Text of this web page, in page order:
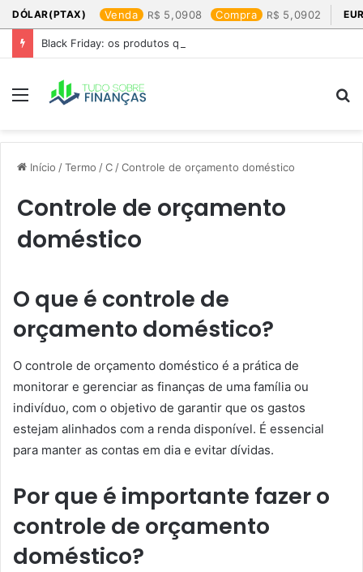
DÓLAR(PTAX) Venda 5,0908 Compra 5,0902
Black Friday: os produtos que mais valem a pena
Menu
Início /Termo /C /Controle de orçamento doméstico
Controle de orçamento
doméstico
O que é controle de
orçamento doméstico?
O controle de orçamento doméstico é a prática de
monitorar e gerenciar as finanças de uma família ou
indivíduo, com o objetivo de garantir que os gastos
estejam alinhados com a renda disponível. É essencial
para manter as contas em dia e evitar dívidas.
Por que é importante fazer o
controle de orçamento
doméstico?